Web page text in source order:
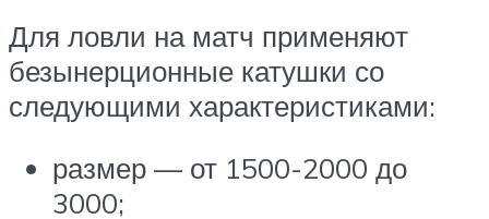
Для ловли на матч применяют
безынерционные катушки со
следующими характеристиками:
размер — от 1500-2000 до
3000;